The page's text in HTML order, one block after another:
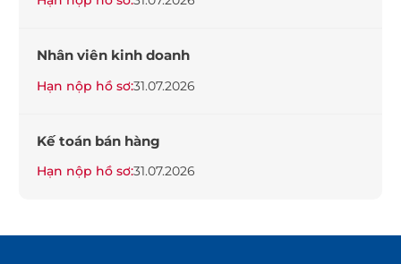
Nhân viên kinh doanh
Hạn nộp hồ sơ:31.07.2026
Kế toán bán hàng
Hạn nộp hồ sơ:31.07.2026